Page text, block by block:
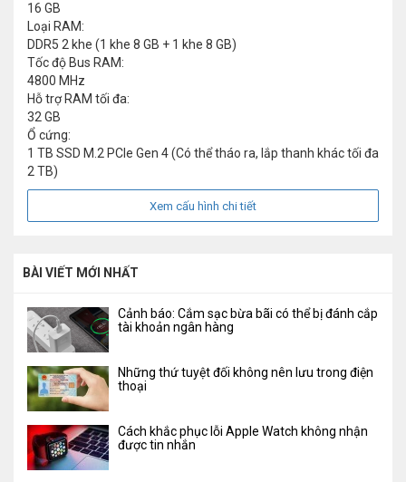
16 GB
Loại RAM:
DDR5 2 khe (1 khe 8 GB + 1 khe 8 GB)
Tốc độ Bus RAM:
4800 MHz
Hỗ trợ RAM tối đa:
32 GB
Ổ cứng:
1 TB SSD M.2 PCIe Gen 4 (Có thể tháo ra, lắp thanh khác tối đa
2 TB)
Xem cấu hình chi tiết
BÀI VIẾT MỚI NHẤT
Cảnh báo: Cắm sạc bừa bãi có thể bị đánh cắp
tài khoản ngân hàng
Những thứ tuyệt đối không nên lưu trong điện
thoại
Cách khắc phục lỗi Apple Watch không nhận
được tin nhắn